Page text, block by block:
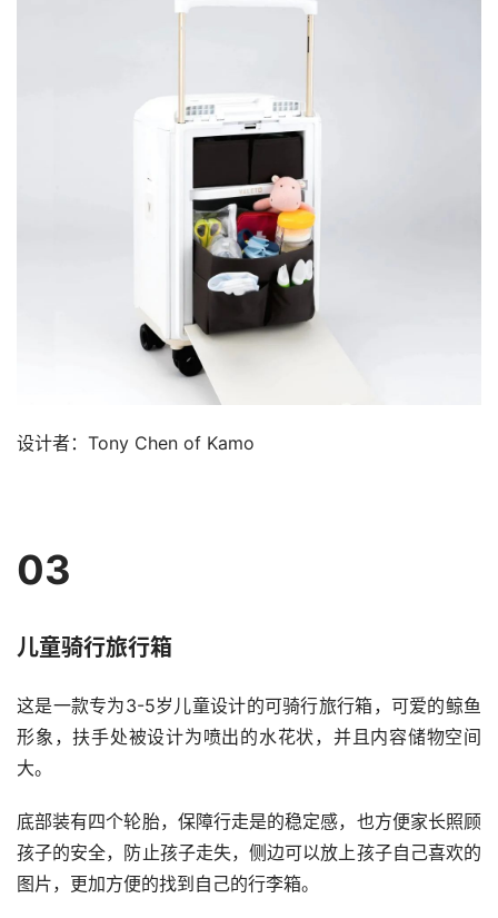
讯
平
空
间
设计者：Tony Chen of Kamo
03
儿童骑行旅行箱
这是一款专为3-5岁儿童设计的可骑行旅行箱，可爱的鲸鱼
形象，扶手处被设计为喷出的水花状，并且内容储物空间
大。
底部装有四个轮胎，保障行走是的稳定感，也方便家长照顾
孩子的安全，防止孩子走失，侧边可以放上孩子自己喜欢的
图片，更加方便的找到自己的行李箱。